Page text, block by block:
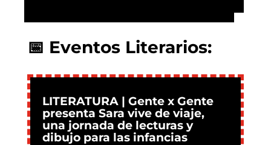
📅 Eventos Literarios:
LITERATURA | Gente x Gente
presenta Sara vive de viaje,
una jornada de lecturas y
dibujo para las infancias